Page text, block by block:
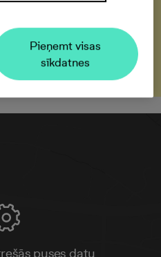
puses datu
Pieņemt visas
sīkdatnes